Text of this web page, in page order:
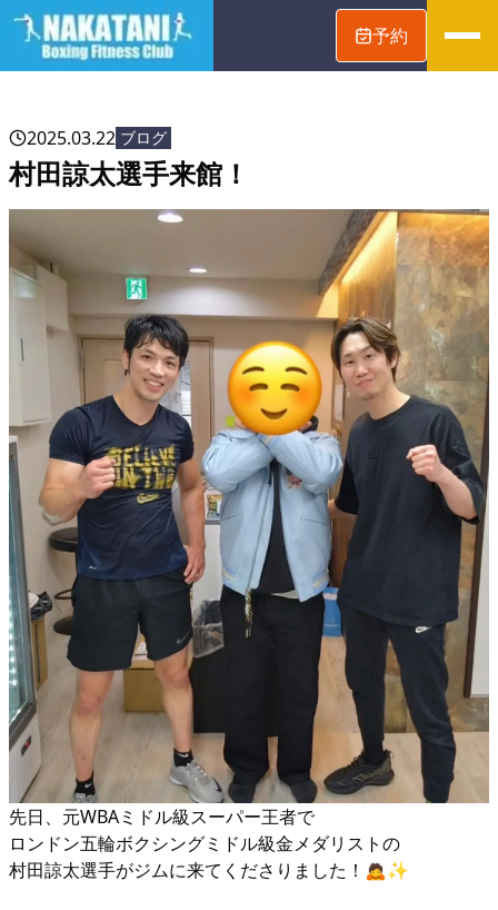
予約
2025.03.22 ブログ
村田諒太選手来館！
先日、元WBAミドル級スーパー王者で
ロンドン五輪ボクシングミドル級金メダリストの
村田諒太選手がジムに来てくださりました！🙇✨